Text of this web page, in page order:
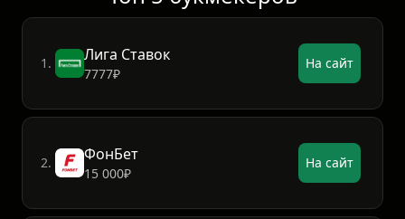
1. Лига Ставок
7777₽
На сайт
2. ФонБет
15 000₽
На сайт